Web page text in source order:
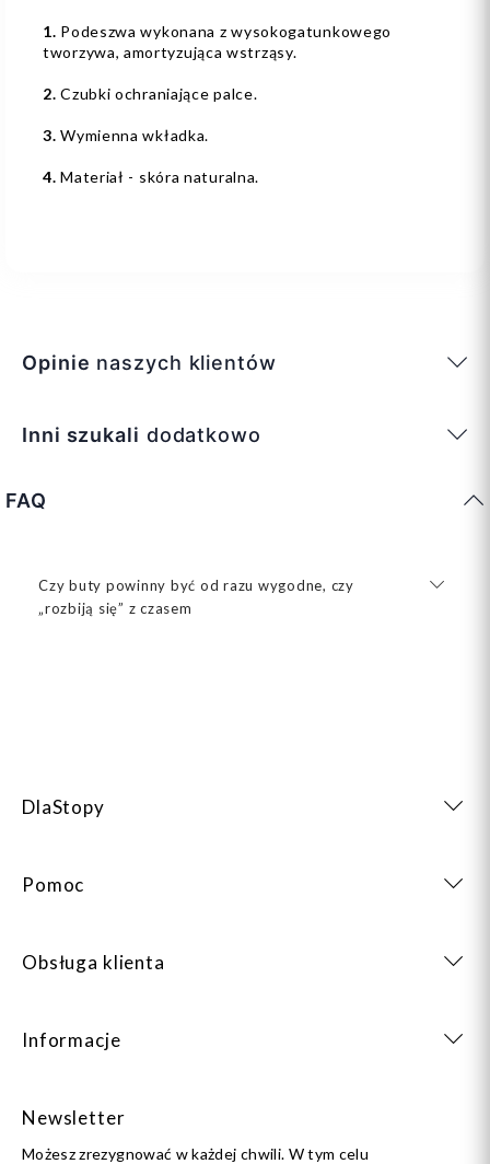
1. Podeszwa wykonana z wysokogatunkowego
tworzywa, amortyzująca wstrząsy.
2.Czubki ochraniające palce.
3. Wymienna wkładka.
4.Materiał - skóra naturalna.
Opinie naszych klientów
Inni szukali dodatkowo
FAQ
Czy buty powinny być od razu wygodne, czy
„rozbiją się” z czasem
DlaStopy
Pomoc
Obsługa klienta
Informacje
Newsletter
Możesz zrezygnować w każdej chwili. W tym celu